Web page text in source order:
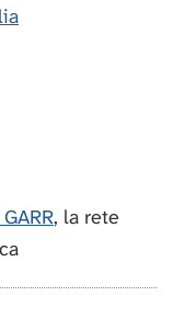
, la rete